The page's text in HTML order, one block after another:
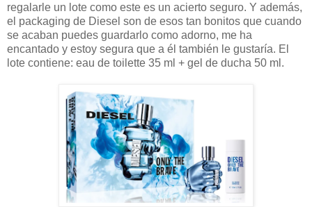
regalarle un lote como este es un acierto seguro. Y además,
el packaging de Diesel son de esos tan bonitos que cuando
se acaban puedes guardarlo como adorno, me ha
encantado y estoy segura que a él también le gustaría. El
lote contiene: eau de toilette 35 ml + gel de ducha 50 ml.